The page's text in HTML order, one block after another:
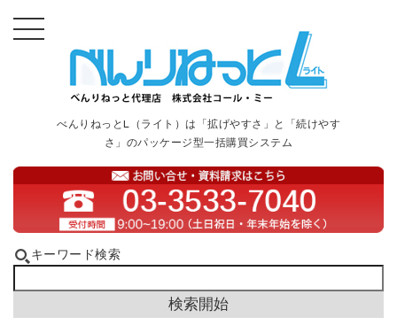
べんりねっとL（ライト）は「拡げやすさ」と「続けやす
さ」のパッケージ型一括購買システム
キーワード検索